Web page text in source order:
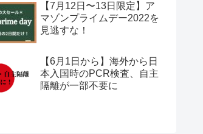
【7月12日〜13日限定】ア
マゾンプライムデー2022を
見逃すな！
【6月1日から】海外から日
本入国時のPCR検査、自主
隔離が一部不要に